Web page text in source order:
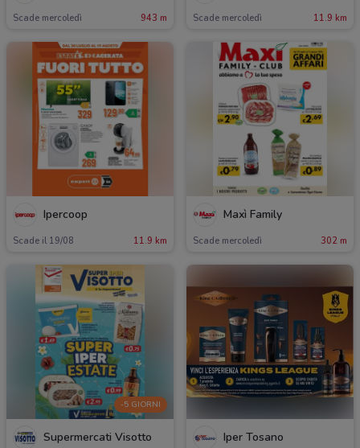
Scade mercoledì 943 m Scade mercoledì 11.9 km
Ipercoop
Scade il 19/08 11.9 km
Maxì Family
Scade mercoledì 302 m
-5 GIORNI
Supermercati Visotto Iper Tosano